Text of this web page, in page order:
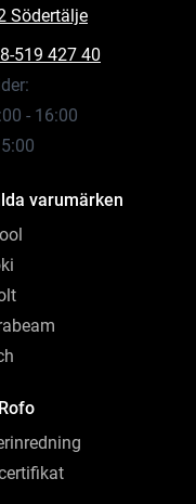
Södertälje
519 427 40
- 16:00
varumärken